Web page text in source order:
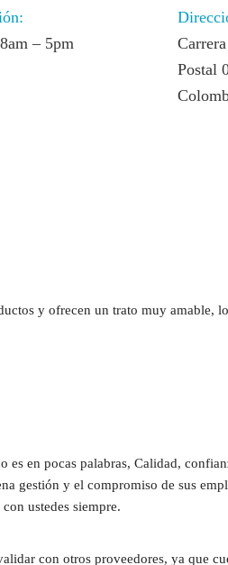
– 5pm
Postal
y ofrecen un trato muy amable,
en pocas palabras, Calidad,
gestión y el compromiso de sus
ustedes siempre.
con otros proveedores, ya que